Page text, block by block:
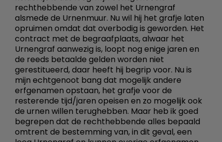
rechthebbende van zowel het Urnengraf
alsmede de Urnenmuur. Nu wil hij het grafje laten
opruimen omdat dat overbodig is geworden. Het
contract met de begraafplaats, alwaar het
Urnengraf aanwezig is, loopt nog enige jaren en
de reeds betaalde gelden worden niet
gerestitueerd, daar heeft hij begrip voor. Nu is
mijn echtgenoot bang dat mogelijk andere
erfgenamen opstaan, het grafje voor de
resterende tijd/jaren opeisen en zo mogelijk ook
de urnen willen terughebben. Maar heb ik goed
begrepen dat de rechthebbende alles bepaald
omtrent de bestemming van, in dit geval, een